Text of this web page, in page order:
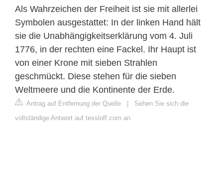
Als Wahrzeichen der Freiheit ist sie mit allerlei
Symbolen ausgestattet: In der linken Hand hält
sie die Unabhängigkeitserklärung vom 4. Juli
1776, in der rechten eine Fackel. Ihr Haupt ist
von einer Krone mit sieben Strahlen
geschmückt. Diese stehen für die sieben
Weltmeere und die Kontinente der Erde.
Antrag auf Entfernung der Quelle | Sehen Sie sich die
vollständige Antwort auf tessloff.com an